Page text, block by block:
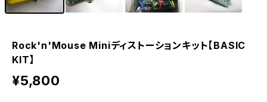
Rock'n'Mouse Miniディストーションキット【BASIC
KIT】
¥5,800